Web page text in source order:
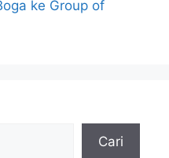
ke Group of
Cari